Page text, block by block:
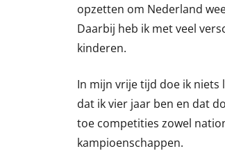
opzetten om Nederland
Daarbij heb ik met veel
kinderen.
In mijn vrije tijd doe ik niets
dat ik vier jaar ben en dat
toe competities zowel
kampioenschappen.